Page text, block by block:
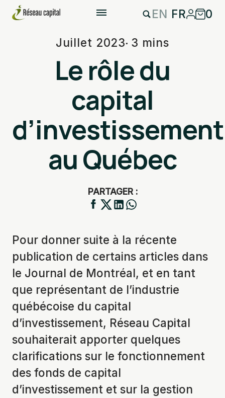
EN FR 0
Juillet 2023 3 mins
Le rôle du
capital
d’investissement
au Québec
PARTAGER :
Pour donner suite à la récente
publication de certains articles dans
le Journal de Montréal, et en tant
que représentant de l’industrie
québécoise du capital
d’investissement, Réseau Capital
souhaiterait apporter quelques
clarifications sur le fonctionnement
des fonds de capital
d’investissement et sur la gestion